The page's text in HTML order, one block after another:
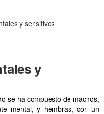
y sensitivos
y
se ha compuesto de machos,
mental, y hembras, con un